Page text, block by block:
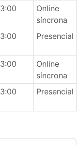
3:00
Online
síncrona
3:00 Presencial
3:00
Online
síncrona
3:00 Presencial